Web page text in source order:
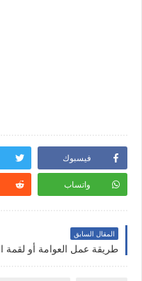
فيسبوك
واتساب
المقال السابق